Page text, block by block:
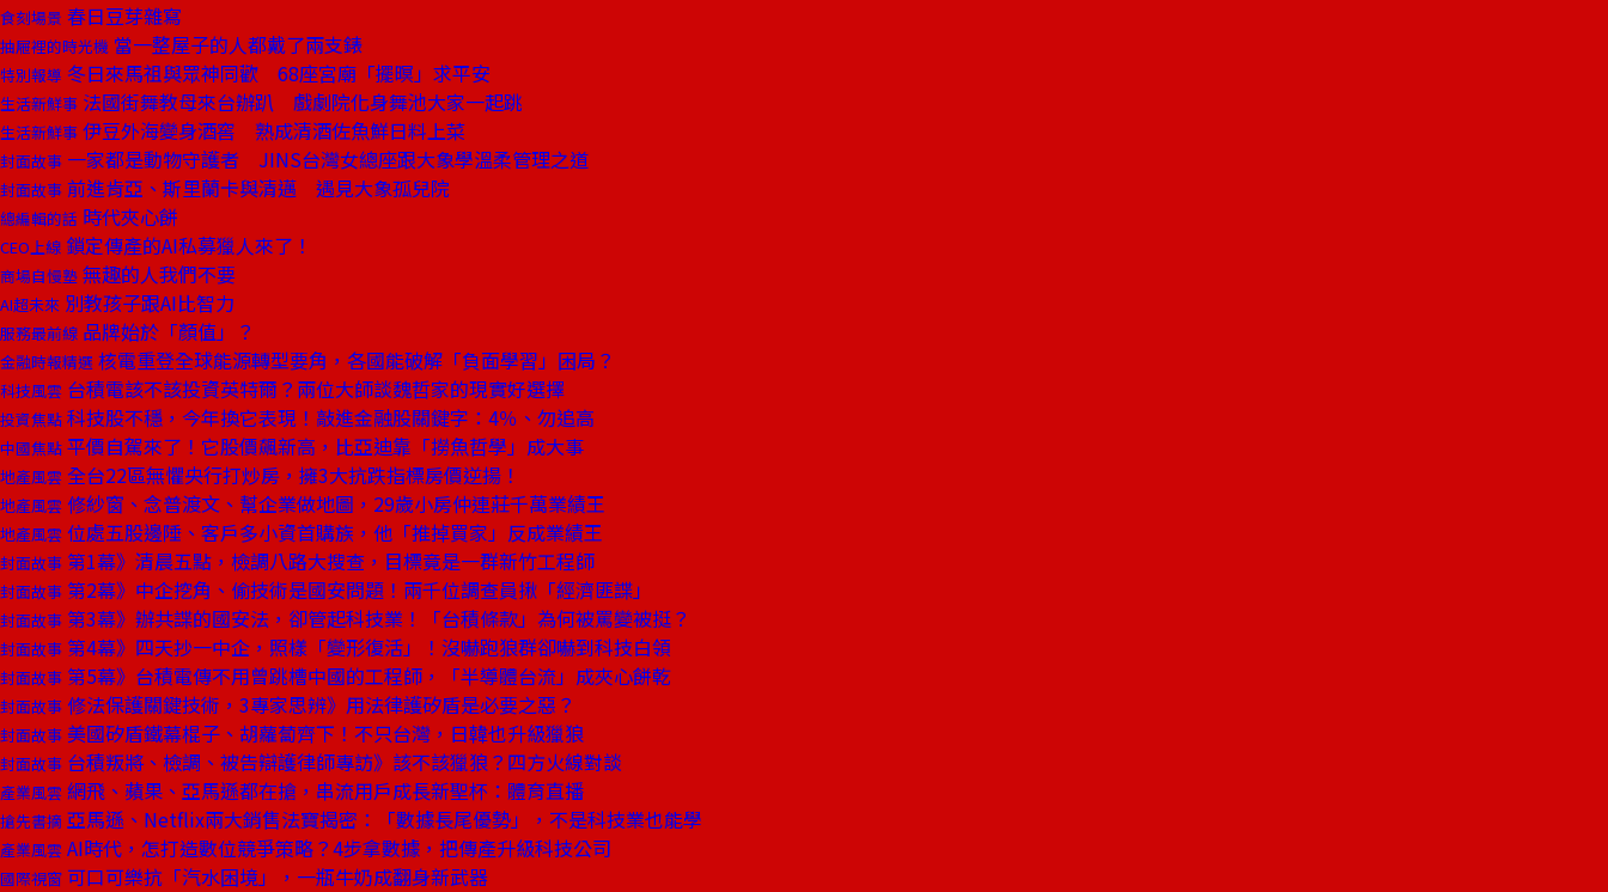
食刻場景 春日豆芽雜寫
抽屜裡的時光機 當一整屋子的人都戴了兩支錶
特別報導 冬日來馬祖與眾神同歡 68座宮廟「擺暝」求平安
生活新鮮事 法國街舞教母來台辦趴 戲劇院化身舞池大家一起跳
生活新鮮事 伊豆外海變身酒窖 熟成清酒佐魚鮮日料上菜
封面故事 一家都是動物守護者 JINS台灣女總座跟大象學溫柔管理之道
封面故事 前進肯亞、斯里蘭卡與清邁 遇見大象孤兒院
總編輯的話 時代夾心餅
CEO上線 鎖定傳產的AI私募獵人來了！
商場自慢塾 無趣的人我們不要
AI超未來 別教孩子跟AI比智力
服務最前線 品牌始於「顏值」？
金融時報精選 核電重登全球能源轉型要角，各國能破解「負面學習」困局？
科技風雲 台積電該不該投資英特爾？兩位大師談魏哲家的現實好選擇
投資焦點 科技股不穩，今年換它表現！敲進金融股關鍵字：4％、勿追高
中國焦點 平價自駕來了！它股價飆新高，比亞迪靠「撈魚哲學」成大事
地產風雲 全台22區無懼央行打炒房，擁3大抗跌指標房價逆揚！
地產風雲 修紗窗、念普渡文、幫企業做地圖，29歲小房仲連莊千萬業績王
地產風雲 位處五股邊陲、客戶多小資首購族，他「推掉買家」反成業績王
封面故事 第1幕》清晨五點，檢調八路大搜查，目標竟是一群新竹工程師
封面故事 第2幕》中企挖角、偷技術是國安問題！兩千位調查員揪「經濟匪諜」
封面故事 第3幕》辦共諜的國安法，卻管起科技業！「台積條款」為何被罵變被挺？
封面故事 第4幕》四天抄一中企，照樣「變形復活」！沒嚇跑狼群卻嚇到科技白領
封面故事 第5幕》台積電傳不用曾跳槽中國的工程師，「半導體台流」成夾心餅乾
封面故事 修法保護關鍵技術，3專家思辨》用法律護矽盾是必要之惡？
封面故事 美國矽盾鐵幕棍子、胡蘿蔔齊下！不只台灣，日韓也升級獵狼
封面故事 台積叛將、檢調、被告辯護律師專訪》該不該獵狼？四方火線對談
產業風雲 網飛、蘋果、亞馬遜都在搶，串流用戶成長新聖杯：體育直播
搶先書摘 亞馬遜、Netflix兩大銷售法寶揭密：「數據長尾優勢」，不是科技業也能學
產業風雲 AI時代，怎打造數位競爭策略？4步拿數據，把傳產升級科技公司
國際視窗 可口可樂抗「汽水困境」，一瓶牛奶成翻身新武器